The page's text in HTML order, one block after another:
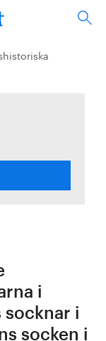
i
socknar i
socken i